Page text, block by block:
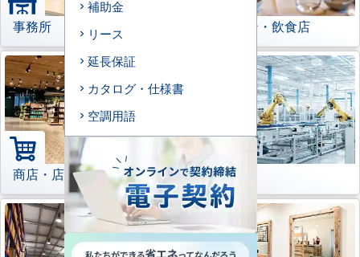
事務所 レストラン・飲食店
商店・店舗 工場
補助金
リース
延長保証
カタログ・仕様書
空調用語